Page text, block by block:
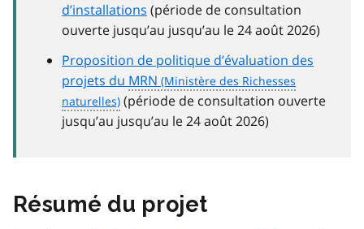
d’installations (période de consultation
ouverte jusqu’au jusqu’au le 24 août 2026)
Proposition de politique d’évaluation des
projets du MRN
(période de consultation ouverte
jusqu’au jusqu’au le 24 août 2026)
Résumé du projet